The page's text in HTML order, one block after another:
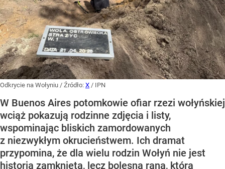
Odkrycie na Wołyniu / Źródło: X / IPN
W Buenos Aires potomkowie ofiar rzezi wołyńskiej
wciąż pokazują rodzinne zdjęcia i listy,
wspominając bliskich zamordowanych
z niezwykłym okrucieństwem. Ich dramat
przypomina, że dla wielu rodzin Wołyń nie jest
historią zamkniętą, lecz bolesną raną, która